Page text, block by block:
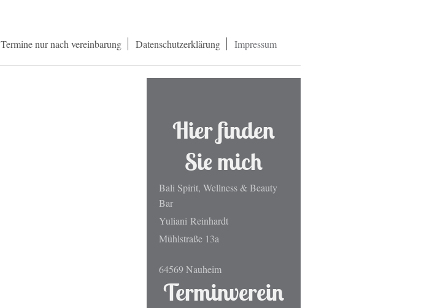
Termine nur nach vereinbarung Datenschutzerklärung Impressum
Hier finden
Sie mich
Bali Spirit, Wellness & Beauty
Bar
Yuliani Reinhardt
Mühlstraße 13a
64569 Nauheim
Terminverein